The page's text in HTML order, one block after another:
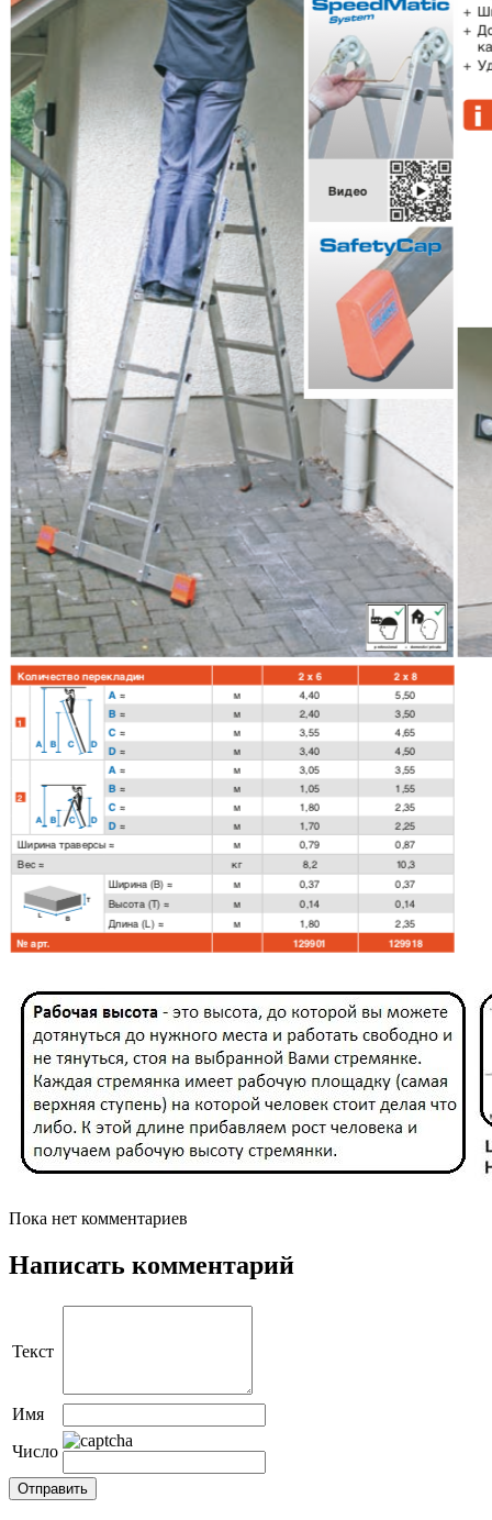
Пока нет комментариев
Написать комментарий
Текст
Имя
Число